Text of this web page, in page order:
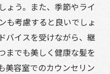
ょう。また、季節やライ
も考慮すると良いでしょ
バイスを受けながら、継
までも美しく健康な髪を
美容室でのカウンセリン